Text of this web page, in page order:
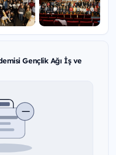
Gençlik Ağı İş ve